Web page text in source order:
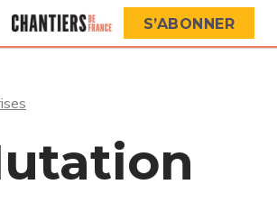
S’ABONNER